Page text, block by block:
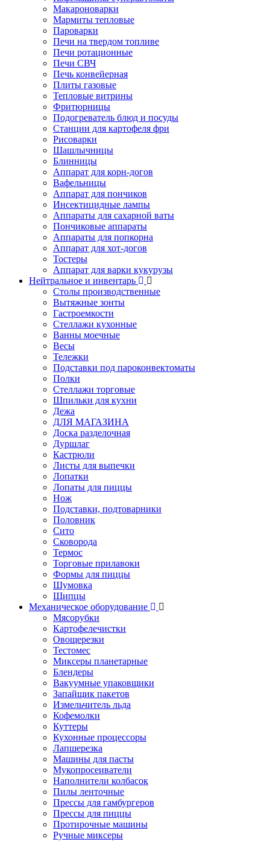
Макароноварки
Мармиты тепловые
Пароварки
Печи на твердом топливе
Печи ротационные
Печи СВЧ
Печь конвейерная
Плиты газовые
Тепловые витрины
Фритюрницы
Подогреватель блюд и посуды
Станции для картофеля фри
Рисоварки
Шашлычницы
Блинницы
Аппарат для корн-догов
Вафельницы
Аппарат для пончиков
Инсектицидные лампы
Аппараты для сахарной ваты
Пончиковые аппараты
Аппараты для попкорна
Аппарат для хот-догов
Тостеры
Аппарат для варки кукурузы
Нейтральное и инвентарь
Столы производственные
Вытяжные зонты
Гастроемкости
Стеллажи кухонные
Ванны моечные
Весы
Тележки
Подставки под пароконвектоматы
Полки
Стеллажи торговые
Шпильки для кухни
Дежа
ДЛЯ МАГАЗИНА
Доска разделочная
Дуршлаг
Кастрюли
Листы для выпечки
Лопатки
Лопаты для пиццы
Нож
Подставки, подтоварники
Половник
Сито
Сковорода
Термос
Торговые прилавоки
Формы для пиццы
Шумовка
Щипцы
Механическое оборудование
Мясорубки
Картофелечистки
Овощерезки
Тестомес
Миксеры планетарные
Блендеры
Вакуумные упаковщики
Запайщик пакетов
Измельчитель льда
Кофемолки
Куттеры
Кухонные процессоры
Лапшерезка
Машины для пасты
Мукопросеиватели
Наполнители колбасок
Пилы ленточные
Прессы для гамбургеров
Прессы для пиццы
Протирочные машины
Ручные миксеры